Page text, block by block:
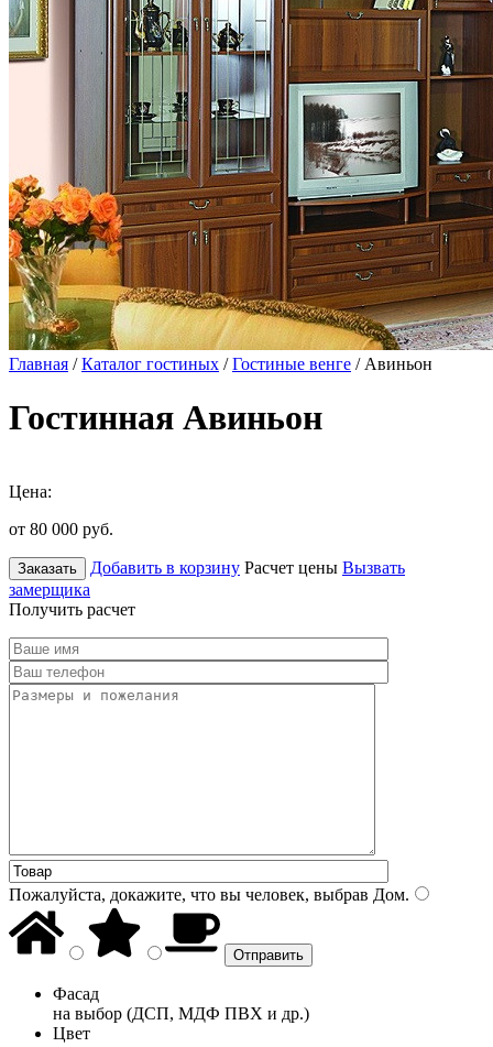
Главная /Каталог гостиных /Гостиные венге / Авиньон
Гостинная Авиньон
Цена:
от 80 000 руб.
Заказать Добавить в корзину Расчет цены Вызвать
замерщика
Получить расчет
Пожалуйста, докажите, что вы человек, выбрав Дом.
Фасад
на выбор (ДСП, МДФ ПВХ и др.)
Цвет